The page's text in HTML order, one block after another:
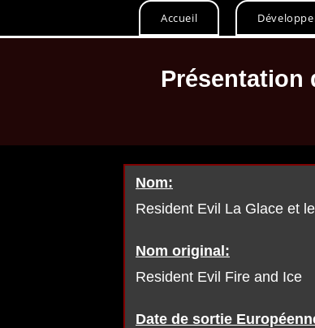
Accueil
Présentation
Nom:
Resident Evil La Glace et
Nom original:
Resident Evil Fire and Ice
Date de sortie